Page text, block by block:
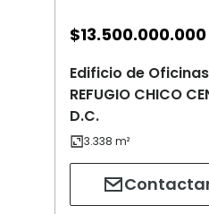
$13.500.000.000
Edificio de
REFUGIO CHICO
D.C.